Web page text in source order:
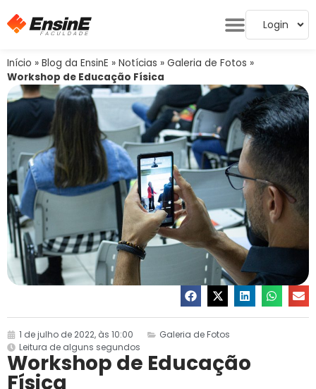
Login
Início » Blog da EnsinE » Notícias » Galeria de Fotos »
Workshop de Educação Física
1 de julho de 2022, às 10:00
Galeria de Fotos
Leitura de alguns segundos
Workshop de Educação
Física